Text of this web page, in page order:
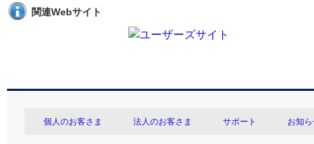
関連Webサイト
個人のお客さま 法人のお客さま サポート お知